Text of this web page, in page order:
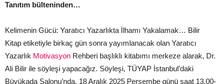
Tanıtım bülteninden…
Kelimenin Gücü: Yaratıcı Yazarlıkta İlhamı Yakalamak… Bilir
Kitap etiketiyle birkaç gün sonra yayımlanacak olan Yaratıcı
Yazarlık Motivasyon Rehberi başlıklı kitabımı merkeze alarak, Dr.
Ali Bilir ile söyleşi yapacağız. Söyleşi, TÜYAP İstanbul’daki
Büyükada Salonu’nda, 18 Aralık 2025 Perşembe günü saat 13.00-